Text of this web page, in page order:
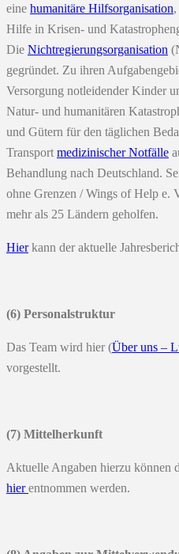
eine humanitäre Hilfsorganisation
Hilfe in Krisen- und
Die Nichtregierungsorganisation
gegründet. Zu ihren
Versorgung notleidender Kinder
Natur- und humanitären
und Gütern für den täglichen
Transport medizinischer Notfälle
Behandlung nach Deutschland.
ohne Grenzen / Wings of Help e.
mehr als 25 Ländern geholfen.
Hierkann der aktuelle
(6) Personalstruktur
Das Team wird hier (Über uns –
vorgestellt.
(7) Mittelherkunft
Aktuelle Angaben hierzu können
hierentnommen werden.